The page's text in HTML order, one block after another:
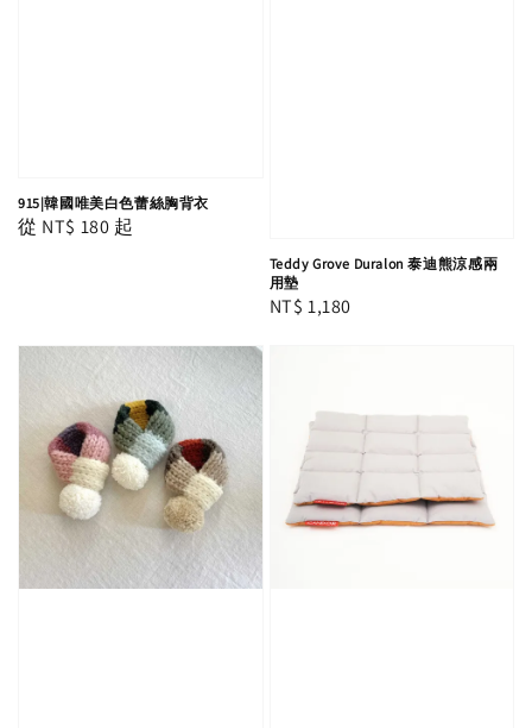
915|韓國唯美白色蕾絲胸背衣
Regular
從 NT$ 180 起
Teddy Grove Duralon 泰迪熊涼感兩
用墊
Regular
NT$ 1,180